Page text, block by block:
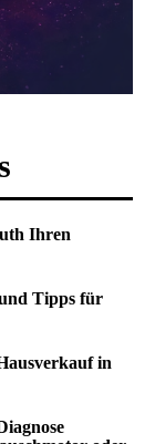
Ihren
Tipps für
in